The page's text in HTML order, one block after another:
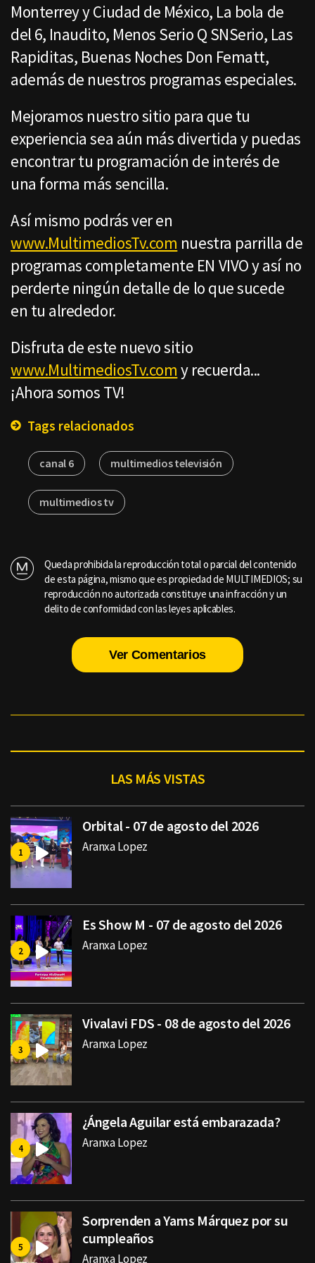
Monterrey y Ciudad de México, La bola de
del 6, Inaudito, Menos Serio Q SNSerio, Las
Rapiditas, Buenas Noches Don Fematt,
además de nuestros programas especiales.
Mejoramos nuestro sitio para que tu
experiencia sea aún más divertida y puedas
encontrar tu programación de interés de
una forma más sencilla.
Así mismo podrás ver en
www.MultimediosTv.com nuestra parrilla de
programas completamente EN VIVO y así no
perderte ningún detalle de lo que sucede
en tu alrededor.
Disfruta de este nuevo sitio
www.MultimediosTv.com y recuerda...
¡Ahora somos TV!
Tags relacionados
canal 6 multimedios televisión
multimedios tv
Queda prohibida la reproducción total o parcial del contenido
de esta página, mismo que es propiedad de MULTIMEDIOS; su
reproducción no autorizada constituye una infracción y un
delito de conformidad con las leyes aplicables.
Ver Comentarios
LAS MÁS VISTAS
Orbital - 07 de agosto del 2026
Aranxa Lopez
Es Show M - 07 de agosto del 2026
Aranxa Lopez
Vivalavi FDS - 08 de agosto del 2026
Aranxa Lopez
¿Ángela Aguilar está embarazada?
Aranxa Lopez
Sorprenden a Yams Márquez por su
cumpleaños
Aranxa Lopez